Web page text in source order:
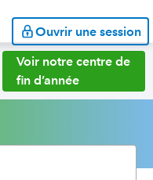
Ouvrir une session
Voir notre centre de
fin d’année